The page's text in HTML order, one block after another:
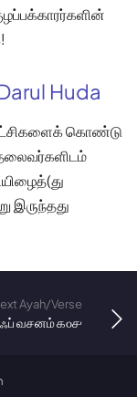
Huda
கொண்டு
இருந்தது
Ayah/Verse
வசனம் ௧௦௪